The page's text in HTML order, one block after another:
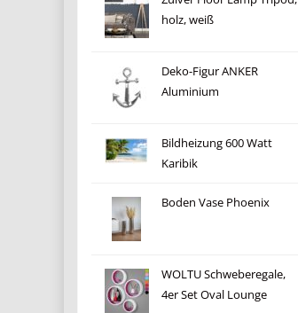
holz, weiß
Deko-Figur ANKER
Aluminium
Bildheizung 600 Watt
Karibik
Boden Vase Phoenix
WOLTU Schweberegale,
4er Set Oval Lounge